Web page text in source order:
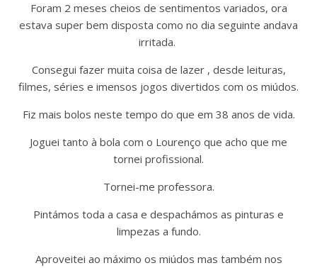
Foram 2 meses cheios de sentimentos variados, ora
estava super bem disposta como no dia seguinte andava
irritada.
Consegui fazer muita coisa de lazer , desde leituras,
filmes, séries e imensos jogos divertidos com os miúdos.
Fiz mais bolos neste tempo do que em 38 anos de vida.
Joguei tanto à bola com o Lourenço que acho que me
tornei profissional.
Tornei-me professora.
Pintámos toda a casa e despachámos as pinturas e
limpezas a fundo.
Aproveitei ao máximo os miúdos mas também nos